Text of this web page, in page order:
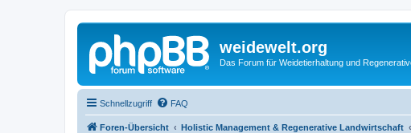
weidewelt.org
Das Forum für Weidetierhaltung und
Schnellzugriff FAQ
Foren-Übersicht Holistic Management & Regenerative Landwirtschaft